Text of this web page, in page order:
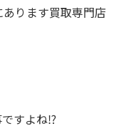
ります買取専門店
ですよね⁉